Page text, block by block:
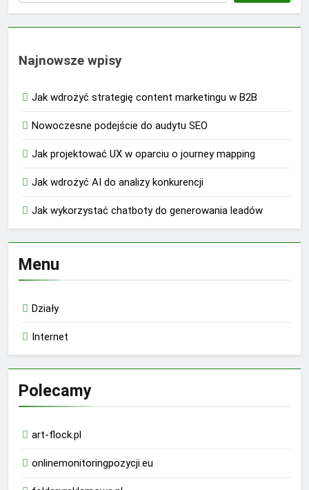
Najnowsze wpisy
Jak wdrożyć strategię content marketingu w B2B
Nowoczesne podejście do audytu SEO
Jak projektować UX w oparciu o journey mapping
Jak wdrożyć AI do analizy konkurencji
Jak wykorzystać chatboty do generowania leadów
Menu
Działy
Internet
Polecamy
art-flock.pl
onlinemonitoringpozycji.eu